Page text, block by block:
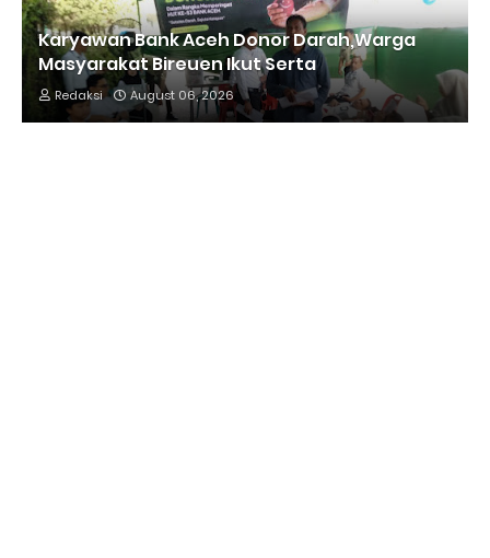
Karyawan Bank Aceh Donor Darah,Warga
Masyarakat Bireuen Ikut Serta
Redaksi August 06, 2026